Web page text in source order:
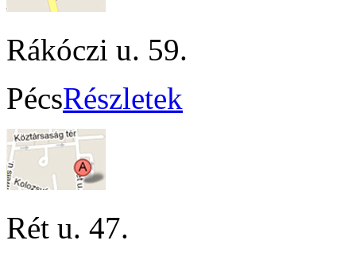
Rákóczi u. 59.
PécsRészletek
Rét u. 47.